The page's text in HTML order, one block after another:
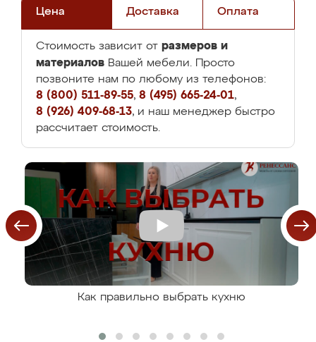
Цена Доставка Оплата
Стоимость зависит от размеров и
материалов Вашей мебели. Просто
позвоните нам по любому из телефонов:
8 (800) 511-89-55, 8 (495) 665-24-01,
8 (926) 409-68-13, и наш менеджер быстро
рассчитает стоимость.
Как правильно выбрать кухню